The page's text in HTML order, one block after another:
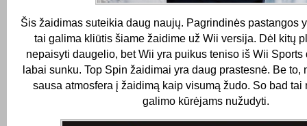
Šis žaidimas suteikia daug naujų. Pagrindinės pastangos
tai galima kliūtis šiame žaidime už Wii versija. Dėl kitų
nepaisyti daugelio, bet Wii yra puikus teniso iš Wii Sports
labai sunku. Top Spin žaidimai yra daug prastesnė. Be to,
sausa atmosfera į žaidimą kaip visumą žudo. So bad tai
galimo kūrėjams nužudyti.